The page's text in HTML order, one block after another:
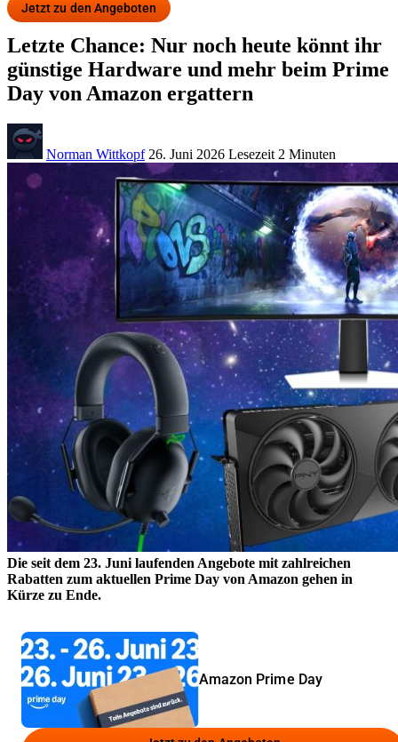
Jetzt zu den Angeboten
Letzte Chance: Nur noch heute könnt ihr
günstige Hardware und mehr beim Prime
Day von Amazon ergattern
Norman Wittkopf 26. Juni 2026 Lesezeit 2 Minuten
Die seit dem 23. Juni laufenden Angebote mit zahlreichen
Rabatten zum aktuellen Prime Day von Amazon gehen in
Kürze zu Ende.
Amazon Prime Day